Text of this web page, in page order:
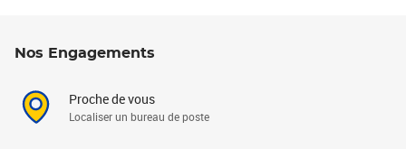
Nos Engagements
Proche de vous
Localiser un bureau de poste